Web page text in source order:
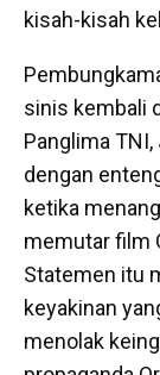
kisah-kisah
sinis kembali
Panglima
dengan
ketika
memutar film
Statemen itu
keyakinan
menolak